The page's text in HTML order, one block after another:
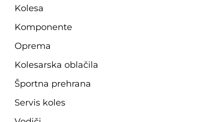
Kolesa
Komponente
Oprema
Kolesarska oblačila
Športna prehrana
Servis koles